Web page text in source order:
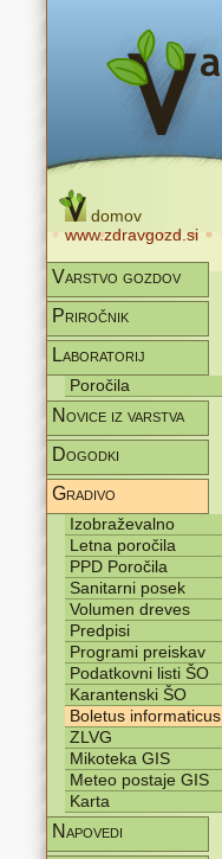
domov
www.zdravgozd.si
Varstvo gozdov
Priročnik
Laboratorij
Poročila
Novice iz varstva
Dogodki
Gradivo
Izobraževalno
Letna poročila
PPD Poročila
Sanitarni posek
Volumen dreves
Predpisi
Programi preiskav
Podatkovni listi ŠO
Karantenski ŠO
Boletus informaticus
ZLVG
Mikoteka GIS
Meteo postaje GIS
Karta
Napovedi